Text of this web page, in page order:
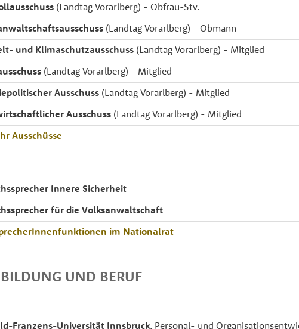
(Landtag Vorarlberg) - Obfrau-Stv.
(Landtag Vorarlberg) - Obmann
und Klimaschutzausschuss (Landtag Vorarlberg) - Mitglied
(Landtag Vorarlberg) - Mitglied
Ausschuss (Landtag Vorarlberg) - Mitglied
Ausschuss (Landtag Vorarlberg) - Mitglied
Ausschüsse
Innere Sicherheit
für die Volksanwaltschaft
im Nationalrat
UND BERUF
Franzens-Universität Innsbruck, Personal- und